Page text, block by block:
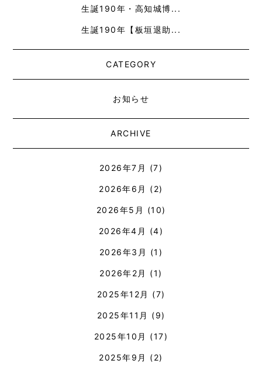
生誕190年・高知城博...
生誕190年【板垣退助...
CATEGORY
お知らせ
ARCHIVE
2026年7月 (7)
2026年6月 (2)
2026年5月 (10)
2026年4月 (4)
2026年3月 (1)
2026年2月 (1)
2025年12月 (7)
2025年11月 (9)
2025年10月 (17)
2025年9月 (2)